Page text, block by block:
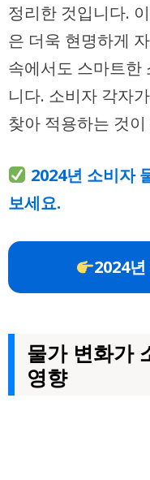
정리한 것입니다.
은 더욱 현명하게
속에서도 스마트한
니다. 소비자 각자
찾아 적용하는 것
2024년 소비자
보세요.
2024
물가 변화가
영향